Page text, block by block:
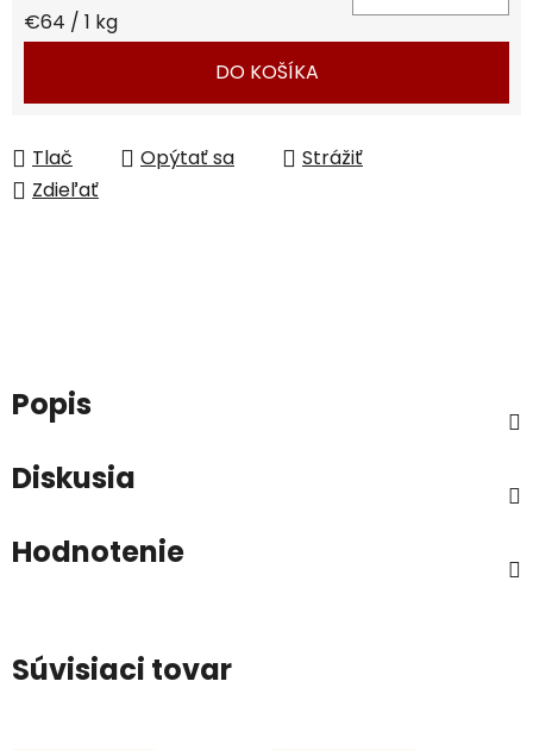
Jednotková cena:
€64 / 1 kg
DO KOŠÍKA
Tlač Opýtať sa
Strážiť
Zdieľať
Popis
Diskusia
Hodnotenie
Súvisiaci tovar